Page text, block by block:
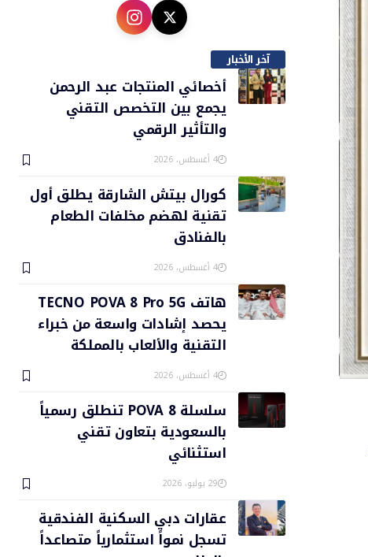
آخر الأخبار
أخصائي المنتجات عبد الرحمن
يجمع بين التخصص التقني
والتأثير الرقمي
4 أغسطس، 2026
كورال بيتش الشارقة يطلق أول
تقنية لهضم مخلفات الطعام
بالفنادق
4 أغسطس، 2026
هاتف TECNO POVA 8 Pro 5G
يحصد إشادات واسعة من خبراء
التقنية والألعاب بالمملكة
4 أغسطس، 2026
سلسلة POVA 8 تنطلق رسمياً
بالسعودية بتعاون تقني
استثنائي
29 يوليو، 2026
عقارات دبي السكنية الفندقية
تسجل نمواً استثمارياً متصاعداً